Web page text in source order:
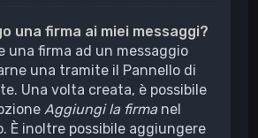
una firma ai miei messaggi?
una firma ad un messaggio
una tramite il Pannello di
Una volta creata, è possibile
Aggiungi la firmanel
È inoltre possibile aggiungere